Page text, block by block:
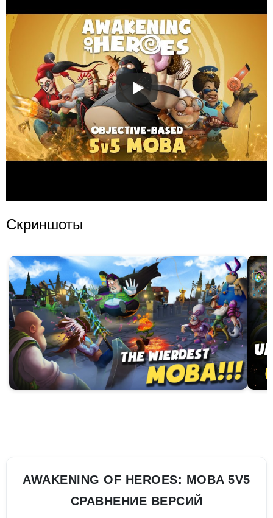
Скриншоты
AWAKENING OF HEROES: MOBA 5V5
СРАВНЕНИЕ ВЕРСИЙ